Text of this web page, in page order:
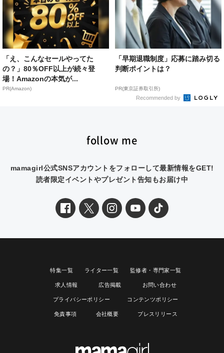
「え、こんなセールやってた
の？」80％OFF以上が続々登
場！Amazonの本気が...
PR(Amazon)
「早期退職制度」応募に踏み切る
判断ポイントは？
PR(東京証券取引所)
Recommended by
follow me
mamagirl公式SNSアカウントをフォローして最新情報をGET!
読者限定イベントやプレゼント告知もお届け中
特集一覧 ライター一覧 監修者・専門家一覧
求人情報 広告掲載 お問い合わせ
プライバシーポリシー コンテンツポリシー
免責事項 会社概要 プレスリリース